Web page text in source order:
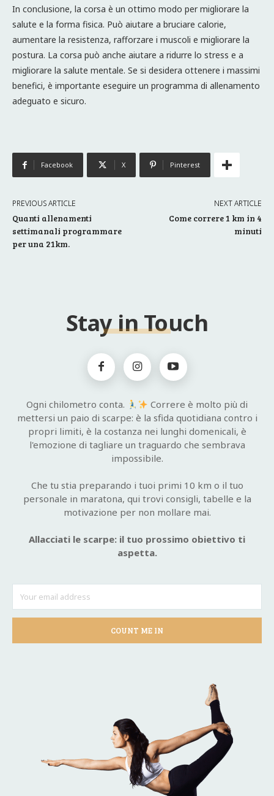
In conclusione, la corsa è un ottimo modo per migliorare la
salute e la forma fisica. Può aiutare a bruciare calorie,
aumentare la resistenza, rafforzare i muscoli e migliorare la
postura. La corsa può anche aiutare a ridurre lo stress e a
migliorare la salute mentale. Se si desidera ottenere i massimi
benefici, è importante eseguire un programma di allenamento
adeguato e sicuro.
Facebook X Pinterest
PREVIOUS ARTICLE
Quanti allenamenti
settimanali programmare
per una 21km.
NEXT ARTICLE
Come correre 1 km in 4
minuti
Stay in Touch
Ogni chilometro conta.
Correre è molto più di
mettersi un paio di scarpe: è la sfida quotidiana contro i
propri limiti, è la costanza nei lunghi domenicali, è
l'emozione di tagliare un traguardo che sembrava
impossibile.
Che tu stia preparando i tuoi primi 10 km o il tuo
personale in maratona, qui trovi consigli, tabelle e la
motivazione per non mollare mai.
Allacciati le scarpe: il tuo prossimo obiettivo ti
aspetta.
COUNT ME IN